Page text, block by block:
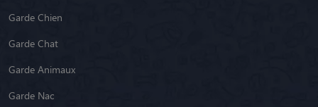
Garde Chien
Garde Chat
Garde Animaux
Garde Nac